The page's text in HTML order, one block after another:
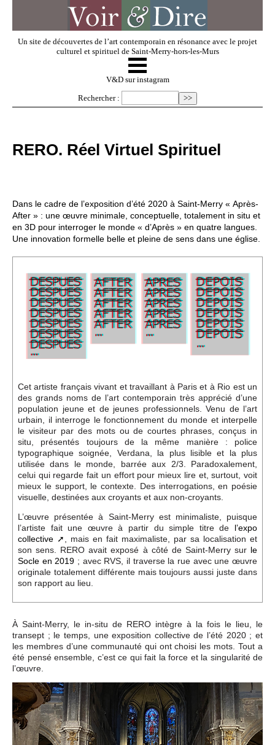
Un site de découvertes de l’art contemporain en résonance avec le projet
culturel et spirituel de Saint-Merry-hors-les-Murs
V & D
Exposer
Regarder
Dossiers
Événements
Sacré
☰
V&D sur instagram
Rechercher :
RERO. Réel Virtuel Spirituel
Dans le cadre de l’exposition d’été 2020 à Saint-Merry « Après-
After » : une œuvre minimale, conceptuelle, totalement in situ et
en 3D pour interroger le monde « d’Après » en quatre langues.
Une innovation formelle belle et pleine de sens dans une église.
Cet artiste français vivant et travaillant à Paris et à Rio est un
des grands noms de l’art contemporain très apprécié d’une
population jeune et de jeunes professionnels. Venu de l’art
urbain, il interroge le fonctionnement du monde et interpelle
le visiteur par des mots ou de courtes phrases, conçus in
situ, présentés toujours de la même manière : police
typographique soignée, Verdana, la plus lisible et la plus
utilisée dans le monde, barrée aux 2/3. Paradoxalement,
celui qui regarde fait un effort pour mieux lire et, surtout, voit
mieux le support, le contexte. Des interrogations, en poésie
visuelle, destinées aux croyants et aux non-croyants.
L’œuvre présentée à Saint-Merry est minimaliste, puisque
l’artiste fait une œuvre à partir du simple titre de l’expo
collective
, mais en fait maximaliste, par sa localisation et
son sens. RERO avait exposé à côté de Saint-Merry sur le
Socle en 2019 ; avec RVS, il traverse la rue avec une œuvre
originale totalement différente mais toujours aussi juste dans
son rapport au lieu.
À Saint-Merry, le in-situ de RERO intègre à la fois le lieu, le
transept ; le temps, une exposition collective de l’été 2020 ; et
les membres d’une communauté qui ont choisi les mots. Tout a
été pensé ensemble, c’est ce qui fait la force et la singularité de
l’œuvre.